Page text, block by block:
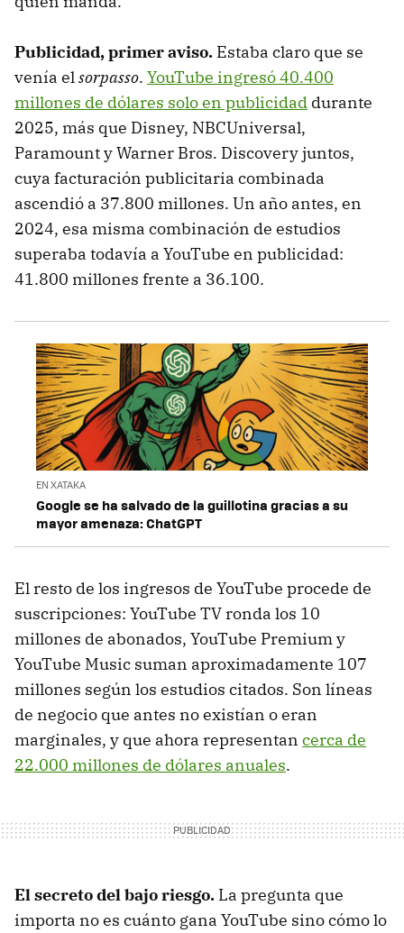
Publicidad, primer aviso. Estaba claro que se
venía elsorpasso. YouTube ingresó 40.400
millones de dólares solo en publicidad durante
2025, más que Disney, NBCUniversal,
Paramount y Warner Bros. Discovery juntos,
cuya facturación publicitaria combinada
ascendió a 37.800 millones. Un año antes, en
2024, esa misma combinación de estudios
superaba todavía a YouTube en publicidad:
41.800 millones frente a 36.100.
EN XATAKA
Google se ha salvado de la guillotina gracias a su
mayor amenaza: ChatGPT
El resto de los ingresos de YouTube procede de
suscripciones: YouTube TV ronda los 10
millones de abonados, YouTube Premium y
YouTube Music suman aproximadamente 107
millones según los estudios citados. Son líneas
de negocio que antes no existían o eran
marginales, y que ahora representan cerca de
22.000 millones de dólares anuales.
El secreto del bajo riesgo. La pregunta que
importa no es cuánto gana YouTube sino cómo lo